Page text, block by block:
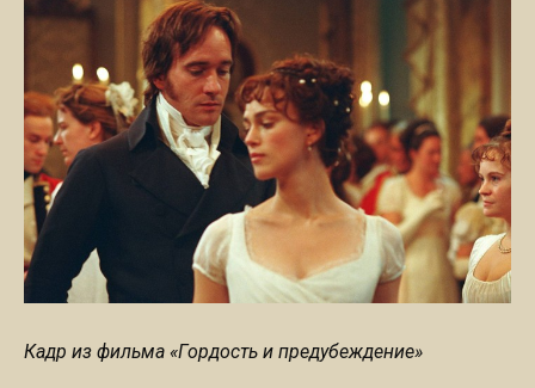
Кадр из фильма «Гордость и предубеждение»